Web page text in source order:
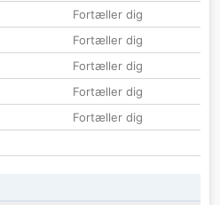
Fortæller dig
Fortæller dig
Fortæller dig
Fortæller dig
Fortæller dig